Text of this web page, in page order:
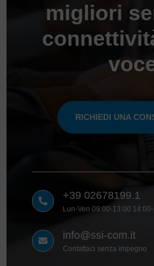
migliori
RICHIEDI UNA
 +39 02678199.1
Lun-Ven 09:00-13:00
 info@ssi-com.it
Contattaci senza impegno